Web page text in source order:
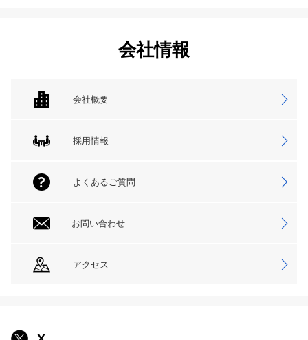
会社情報
会社概要
採用情報
よくあるご質問
お問い合わせ
アクセス